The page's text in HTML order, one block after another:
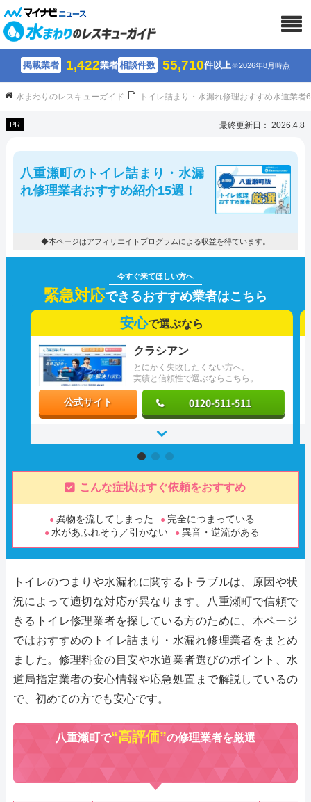
掲載業者 1,422業者相談件数 55,710件以上※2026年8月時点
水まわりのレスキューガイド トイレ詰まり・水漏れ修理おすすめ水道業
PR 最終更新日： 2026.4.8
八重瀬町のトイレ詰まり・水漏
れ修理業者おすすめ紹介15選！
◆本ページはアフィリエイトプログラムによる収益を得ています。
緊急対応できるおすすめ業者はこちら
安心で選ぶなら
とにかく失敗したくない方へ。
実績と信頼性で選ぶならこちら。
クラシアン
公式サイト 0120-511-511
こんな症状はすぐ依頼をおすすめ
異物を流してしまった
完全につまっている
水があふれそう／引かない
異音・逆流がある
トイレのつまりや水漏れに関するトラブルは、原因や状
況によって適切な対応が異なります。八重瀬町で信頼で
きるトイレ修理業者を探している方のために、本ページ
ではおすすめのトイレ詰まり・水漏れ修理業者をまとめ
ました。修理料金の目安や水道業者選びのポイント、水
道局指定業者の安心情報や応急処置まで解説しているの
で、初めての方でも安心です。
八重瀬町で“高評価”の修理業者を厳選